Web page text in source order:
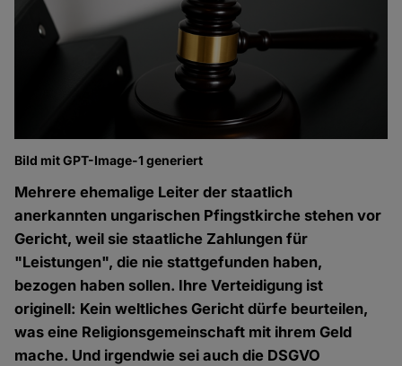
Bild mit GPT-Image-1 generiert
Mehrere ehemalige Leiter der staatlich
anerkannten ungarischen Pfingstkirche stehen vor
Gericht, weil sie staatliche Zahlungen für
"Leistungen", die nie stattgefunden haben,
bezogen haben sollen. Ihre Verteidigung ist
originell: Kein weltliches Gericht dürfe beurteilen,
was eine Religionsgemeinschaft mit ihrem Geld
mache. Und irgendwie sei auch die DSGVO